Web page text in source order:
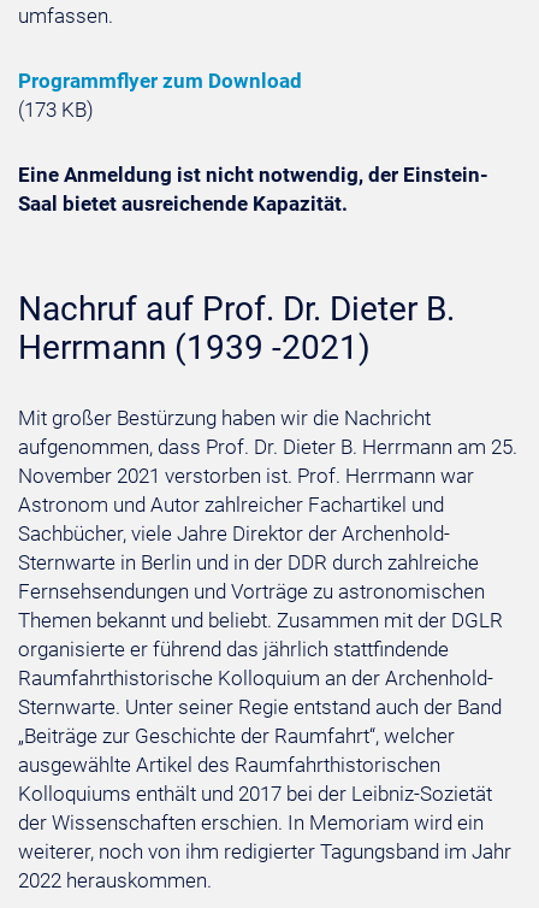
umfassen.
Programmflyer zum Download
(173 KB)
Eine Anmeldung ist nicht notwendig, der Einstein-
Saal bietet ausreichende Kapazität.
Nachruf auf Prof. Dr. Dieter B.
Herrmann (1939 -2021)
Mit großer Bestürzung haben wir die Nachricht
aufgenommen, dass Prof. Dr. Dieter B. Herrmann am 25.
November 2021 verstorben ist. Prof. Herrmann war
Astronom und Autor zahlreicher Fachartikel und
Sachbücher, viele Jahre Direktor der Archenhold-
Sternwarte in Berlin und in der DDR durch zahlreiche
Fernsehsendungen und Vorträge zu astronomischen
Themen bekannt und beliebt. Zusammen mit der DGLR
organisierte er führend das jährlich stattfindende
Raumfahrthistorische Kolloquium an der Archenhold-
Sternwarte. Unter seiner Regie entstand auch der Band
„Beiträge zur Geschichte der Raumfahrt“, welcher
ausgewählte Artikel des Raumfahrthistorischen
Kolloquiums enthält und 2017 bei der Leibniz-Sozietät
der Wissenschaften erschien. In Memoriam wird ein
weiterer, noch von ihm redigierter Tagungsband im Jahr
2022 herauskommen.